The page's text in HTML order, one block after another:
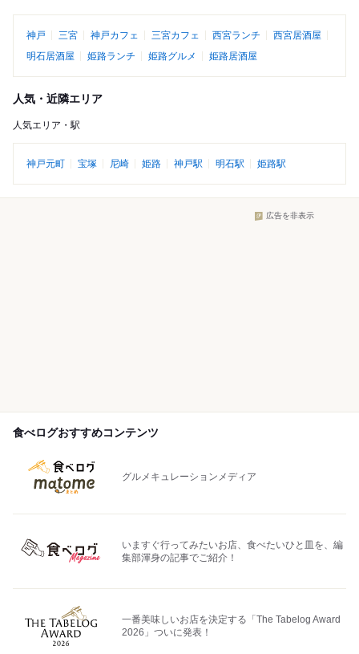
神戸 三宮 神戸カフェ 三宮カフェ 西宮ランチ
西宮居酒屋
明石居酒屋
姫路ランチ 姫路グルメ 姫路居酒屋
人気・近隣エリア
人気エリア・駅
神戸元町 宝塚 尼崎 姫路 神戸駅 明石駅 姫路駅
広告を非表示
食べログおすすめコンテンツ
グルメキュレーションメディア
いますぐ行ってみたいお店、食べたいひと皿を、編
集部渾身の記事でご紹介！
一番美味しいお店を決定する「The Tabelog Award
2026」ついに発表！